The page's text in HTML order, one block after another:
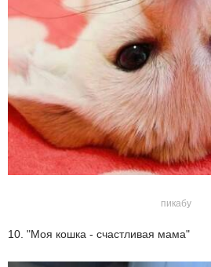
пикабу
10. "Моя кошка - счастливая мама"